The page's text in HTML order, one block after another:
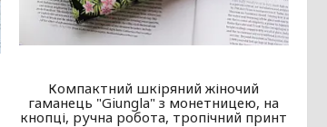
Компактний шкіряний жіночий
гаманець "Giungla" з монетницею, на
кнопці, ручна робота, тропічний принт